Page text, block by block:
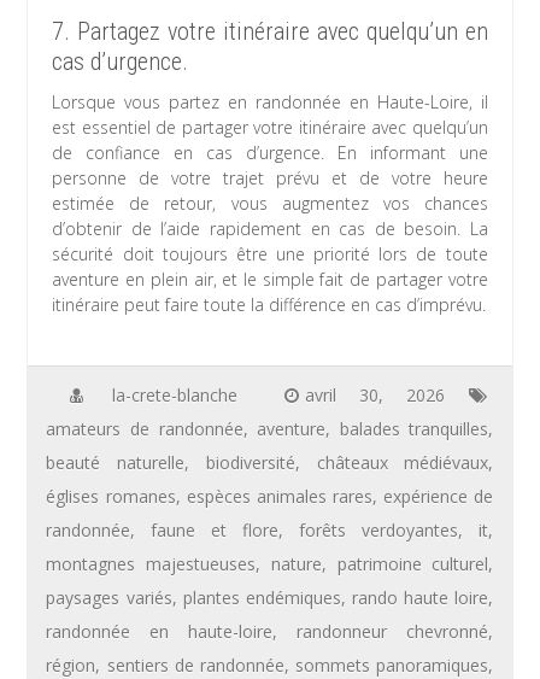
7. Partagez votre itinéraire avec quelqu’un en
cas d’urgence.
Lorsque vous partez en randonnée en Haute-Loire, il
est essentiel de partager votre itinéraire avec quelqu’un
de confiance en cas d’urgence. En informant une
personne de votre trajet prévu et de votre heure
estimée de retour, vous augmentez vos chances
d’obtenir de l’aide rapidement en cas de besoin. La
sécurité doit toujours être une priorité lors de toute
aventure en plein air, et le simple fait de partager votre
itinéraire peut faire toute la différence en cas d’imprévu.
la-crete-blanche
avril 30, 2026
amateurs de randonnée, aventure, balades tranquilles,
beauté naturelle, biodiversité, châteaux médiévaux,
églises romanes, espèces animales rares, expérience de
randonnée,faune et flore,forêts verdoyantes, it,
montagnes majestueuses, nature, patrimoine culturel,
paysages variés, plantes endémiques, rando haute loire,
randonnée en haute-loire, randonneur chevronné,
région, sentiers de randonnée, sommets panoramiques,